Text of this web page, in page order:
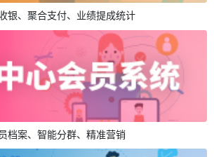
银、聚合支付、业绩提成统计
档案、智能分群、精准营销